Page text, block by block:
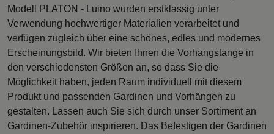
Modell PLATON - Luino wurden erstklassig unter
Verwendung hochwertiger Materialien verarbeitet und
verfügen zugleich über eine schönes, edles und modernes
Erscheinungsbild. Wir bieten Ihnen die Vorhangstange in
den verschiedensten Größen an, so dass Sie die
Möglichkeit haben, jeden Raum individuell mit diesem
Produkt und passenden Gardinen und Vorhängen zu
gestalten. Lassen auch Sie sich durch unser Sortiment an
Gardinen-Zubehör inspirieren. Das Befestigen der Gardinen